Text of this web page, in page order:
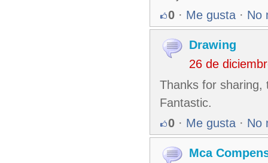
0 · Me gusta · No
Drawing
26 de
Thanks for sharing,
Fantastic.
0 · Me gusta · No
Mca